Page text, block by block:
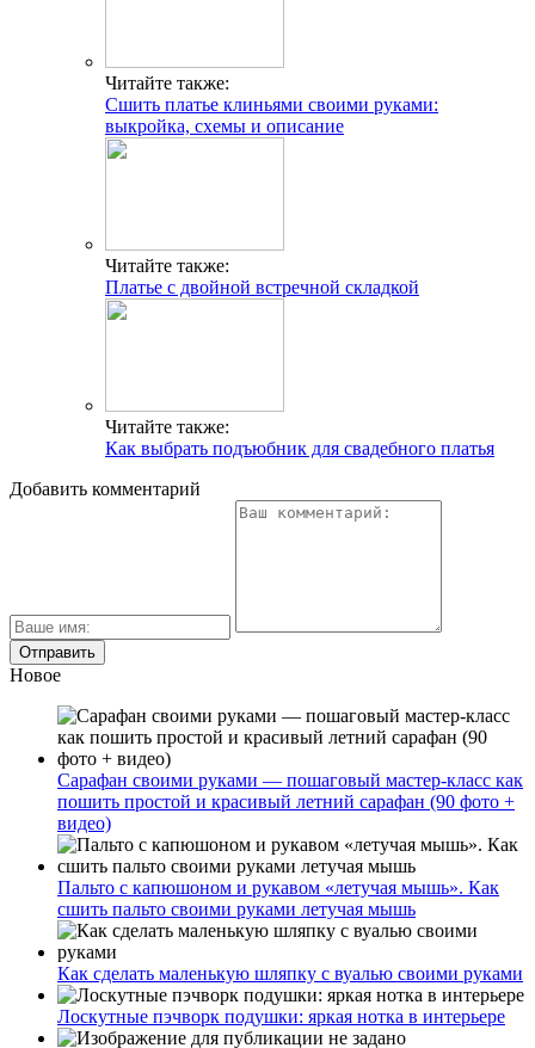
Читайте также:
Сшить платье клиньями своими руками:
выкройка, схемы и описание
Читайте также:
Платье с двойной встречной складкой
Читайте также:
Как выбрать подъюбник для свадебного платья
Добавить комментарий
Новое
Сарафан своими руками — пошаговый мастер-класс как
пошить простой и красивый летний сарафан (90 фото +
видео)
Пальто с капюшоном и рукавом «летучая мышь». Как
сшить пальто своими руками летучая мышь
Как сделать маленькую шляпку с вуалью своими руками
Лоскутные пэчворк подушки: яркая нотка в интерьере